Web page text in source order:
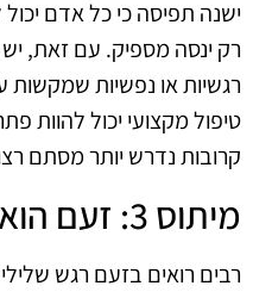
ישנה תפיסה כי כל אדם
רק ינסה מספיק. עם זאת,
רגשיות או נפשיות
טיפול מקצועי יכול להוות
קרובות נדרש יותר מסתם
מיתוס 3: זעם הוא תמיד דבר רע
רבים רואים בזעם רגש